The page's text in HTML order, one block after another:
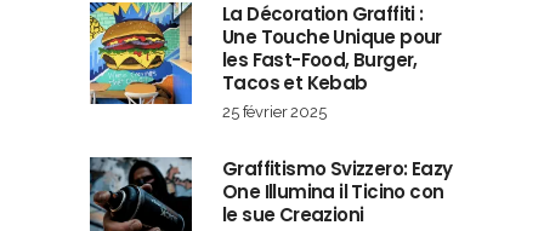
La Décoration Graffiti :
Une Touche Unique pour
les Fast-Food, Burger,
Tacos et Kebab
25 février 2025
Graffitismo Svizzero: Eazy
One Illumina il Ticino con
le sue Creazioni